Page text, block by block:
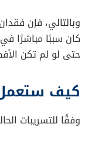
وبالتالي، فإن
كان سببًا مباشرًا في
حتى لو لم تكن
كيف ستعمل
وفقًا للتسريبات